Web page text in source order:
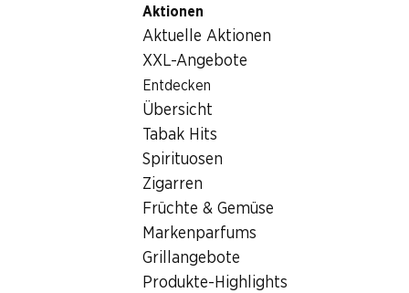
Aktionen
Aktuelle Aktionen
XXL-Angebote
Entdecken
Übersicht
Tabak Hits
Spirituosen
Zigarren
Früchte & Gemüse
Markenparfums
Grillangebote
Produkte-Highlights
Sonstiges